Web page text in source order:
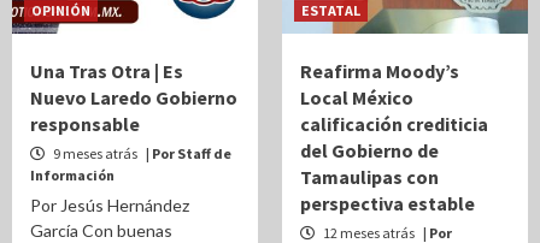
OPINIÓN
Una Tras Otra | Es
Nuevo Laredo Gobierno
responsable
9 meses atrás | Por Staff de
Información
Por Jesús Hernández
García Con buenas
ESTATAL
Reafirma Moody’s
Local México
calificación crediticia
del Gobierno de
Tamaulipas con
perspectiva estable
12 meses atrás | Por